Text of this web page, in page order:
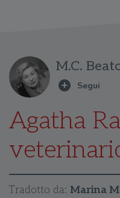
M.C.
Agatha
Tradotto da: Marina